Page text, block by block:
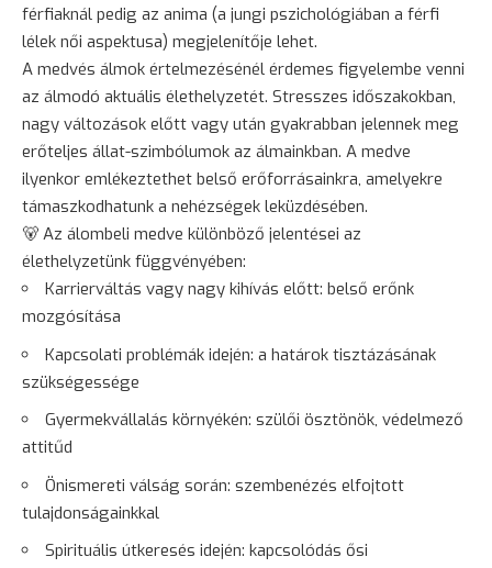
férfiaknál pedig az anima (a jungi pszichológiában a férfi
lélek női aspektusa) megjelenítője lehet.
A medvés álmok értelmezésénél érdemes figyelembe venni
az álmodó aktuális élethelyzetét. Stresszes időszakokban,
nagy változások előtt vagy után gyakrabban jelennek meg
erőteljes állat-szimbólumok az álmainkban. A medve
ilyenkor emlékeztethet belső erőforrásainkra, amelyekre
támaszkodhatunk a nehézségek leküzdésében.
🐻 Az álombeli medve különböző jelentései az
élethelyzetünk függvényében:
Karrierváltás vagy nagy kihívás előtt: belső erőnk
mozgósítása
Kapcsolati problémák idején: a határok tisztázásának
szükségessége
Gyermekvállalás környékén: szülői ösztönök, védelmező
attitűd
Önismereti válság során: szembenézés elfojtott
tulajdonságainkkal
Spirituális útkeresés idején: kapcsolódás ősi